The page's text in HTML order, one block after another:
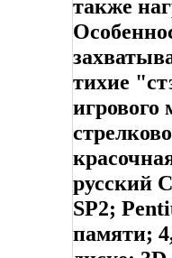
также
тихие
игрового
русский
SP2;
памяти;